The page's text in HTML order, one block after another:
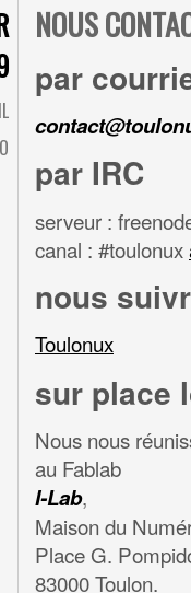
NOUS
par
par IRC
serveur :
canal : #toulonux
nous
Toulonux
sur place
Nous nous
au Fablab
I-Lab,
Maison du
Place G.
83000 Toulon.